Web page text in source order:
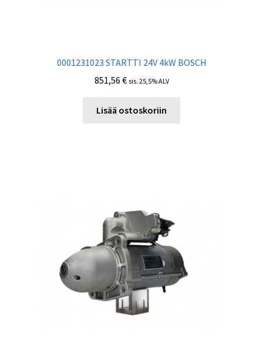
0001231023 STARTTI 24V 4kW BOSCH
851,56 € sis. 25,5% ALV
Lisää ostoskoriin